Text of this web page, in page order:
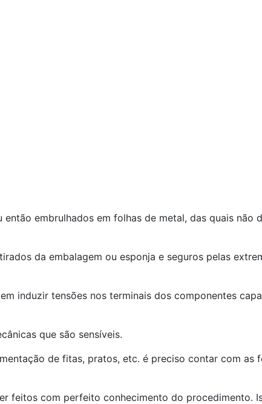
embrulhados em folhas de metal, das quais não
da embalagem ou esponja e seguros pelas
induzir tensões nos terminais dos componentes
que são sensíveis.
de fitas, pratos, etc. é preciso contar com as
feitos com perfeito conhecimento do procedimento.